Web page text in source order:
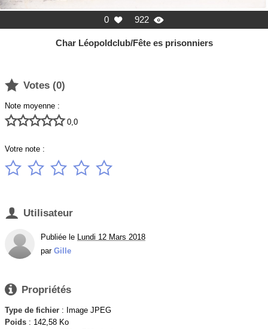
0  922 
Char Léopoldclub/Fête es prisonniers
 Votes (0)
Note moyenne :
 0,0
Votre note :
    
 Utilisateur
Publiée le Lundi 12 Mars 2018
par Gille
 Propriétés
Type de fichier : Image JPEG
Poids : 142,58 Ko